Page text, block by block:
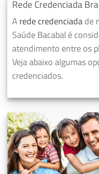
Rede Credenciada
A rede credenciadade
Saúde Bacabal é
atendimento entre os
Veja abaixo algumas
credenciados.